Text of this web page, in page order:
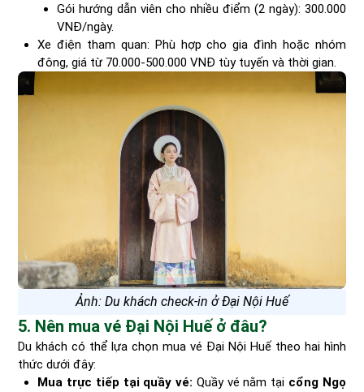
Gói hướng dẫn viên cho nhiều điểm (2 ngày): 300.000
VNĐ/ngày.
Xe điện tham quan: Phù hợp cho gia đình hoặc nhóm
đông, giá từ 70.000-500.000 VNĐ tùy tuyến và thời gian.
Ảnh: Du khách check-in ở Đại Nội Huế
5. Nên mua vé Đại Nội Huế ở đâu?
Du khách có thể lựa chọn mua vé Đại Nội Huế theo hai hình
thức dưới đây:
Mua trực tiếp tại quầy vé: Quầy vé nằm tại cổng Ngọ